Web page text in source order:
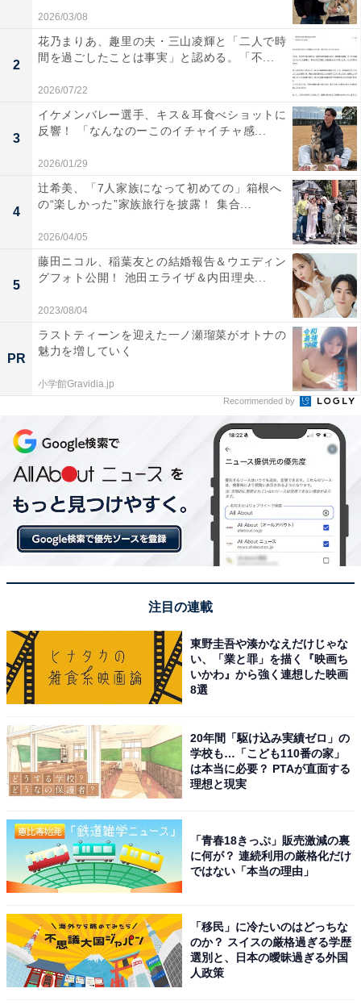
2026/03/08
2
花乃まりあ、趣里の夫・三山凌輝と「二人で時
間を過ごしたことは事実」と認める。「不...
2026/07/22
3
イケメンバレー選手、キス＆耳食べショットに
反響！ 「なんなのーこのイチャイチャ感...
2026/01/29
4
辻希美、「7人家族になって初めての」箱根へ
の“楽しかった”家族旅行を披露！ 集合...
2026/04/05
5
藤田ニコル、稲葉友との結婚報告＆ウエディン
グフォト公開！ 池田エライザ＆内田理央...
2023/08/04
PR
ラストティーンを迎えた一ノ瀬瑠菜がオトナの
魅力を増していく
小学館Gravidia.jp
Recommended by
注目の連載
東野圭吾や湊かなえだけじゃな
い、「業と罪」を描く『映画ち
いかわ』から強く連想した映画
8選
20年間「駆け込み実績ゼロ」の
学校も…「こども110番の家」
は本当に必要？ PTAが直面する
理想と現実
「青春18きっぷ」販売激減の裏
に何が？ 連続利用の厳格化だけ
ではない「本当の理由」
「移民」に冷たいのはどっちな
のか？ スイスの厳格過ぎる学歴
選別と、日本の曖昧過ぎる外国
人政策